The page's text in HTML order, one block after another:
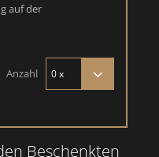
auf der
Anzahl
Beschenkten